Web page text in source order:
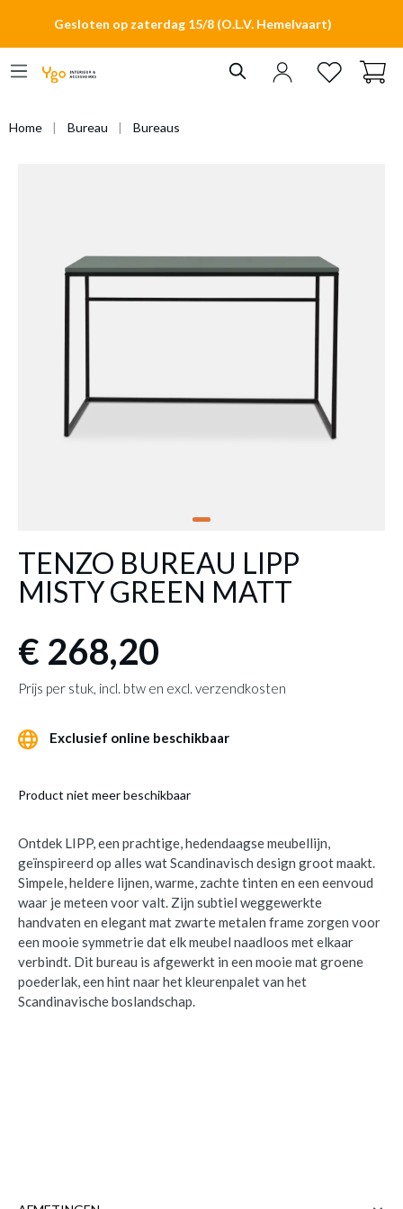
Gesloten op zaterdag 15/8 (O.L.V. Hemelvaart)
Home Bureau Bureaus
TENZO BUREAU LIPP
MISTY GREEN MATT
€ 268,20
Prijs per stuk, incl. btw en excl. verzendkosten
Exclusief online beschikbaar
Product niet meer beschikbaar
Ontdek LIPP, een prachtige, hedendaagse meubellijn,
geïnspireerd op alles wat Scandinavisch design groot maakt.
Simpele, heldere lijnen, warme, zachte tinten en een eenvoud
waar je meteen voor valt. Zijn subtiel weggewerkte
handvaten en elegant mat zwarte metalen frame zorgen voor
een mooie symmetrie dat elk meubel naadloos met elkaar
verbindt. Dit bureau is afgewerkt in een mooie mat groene
poederlak, een hint naar het kleurenpalet van het
Scandinavische boslandschap.